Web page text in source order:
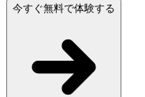
今すぐ無料で体験する